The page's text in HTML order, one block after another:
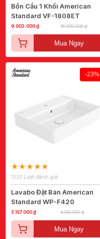
Bồn Cầu 1 Khối American
Standard VF-1808ET
9.003.000 ₫ 16.000.000 ₫
Mua Ngay
-23%
1333 Lượt đánh giá
Lavabo Đặt Bàn American
Standard WP-F420
3.157.000 ₫ 4.100.000 ₫
Mua Ngay